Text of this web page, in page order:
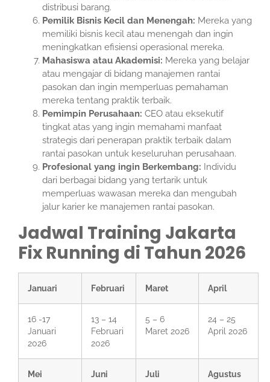
distribusi barang.
Pemilik Bisnis Kecil dan Menengah: Mereka yang
memiliki bisnis kecil atau menengah dan ingin
meningkatkan efisiensi operasional mereka.
Mahasiswa atau Akademisi: Mereka yang belajar
atau mengajar di bidang manajemen rantai
pasokan dan ingin memperluas pemahaman
mereka tentang praktik terbaik.
Pemimpin Perusahaan: CEO atau eksekutif
tingkat atas yang ingin memahami manfaat
strategis dari penerapan praktik terbaik dalam
rantai pasokan untuk keseluruhan perusahaan.
Profesional yang ingin Berkembang: Individu
dari berbagai bidang yang tertarik untuk
memperluas wawasan mereka dan mengubah
jalur karier ke manajemen rantai pasokan.
Jadwal Training Jakarta
Fix Running di Tahun 2026
Januari Februari Maret April
16 -17
Januari
2026
13 – 14
Februari
2026
5 – 6
Maret 2026
24 – 25
April 2026
Mei Juni Juli Agustus